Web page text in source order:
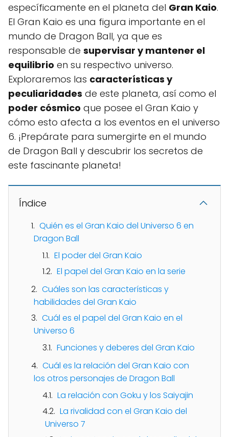
específicamente en el planeta del Gran Kaio.
El Gran Kaio es una figura importante en el
mundo de Dragon Ball, ya que es
responsable de supervisar y mantener el
equilibrio en su respectivo universo.
Exploraremos las características y
peculiaridades de este planeta, así como el
poder cósmico que posee el Gran Kaio y
cómo esto afecta a los eventos en el universo
6. ¡Prepárate para sumergirte en el mundo
de Dragon Ball y descubrir los secretos de
este fascinante planeta!
Índice
Quién es el Gran Kaio del Universo 6 en
Dragon Ball
El poder del Gran Kaio
El papel del Gran Kaio en la serie
Cuáles son las características y
habilidades del Gran Kaio
Cuál es el papel del Gran Kaio en el
Universo 6
Funciones y deberes del Gran Kaio
Cuál es la relación del Gran Kaio con
los otros personajes de Dragon Ball
La relación con Goku y los Saiyajin
La rivalidad con el Gran Kaio del
Universo 7